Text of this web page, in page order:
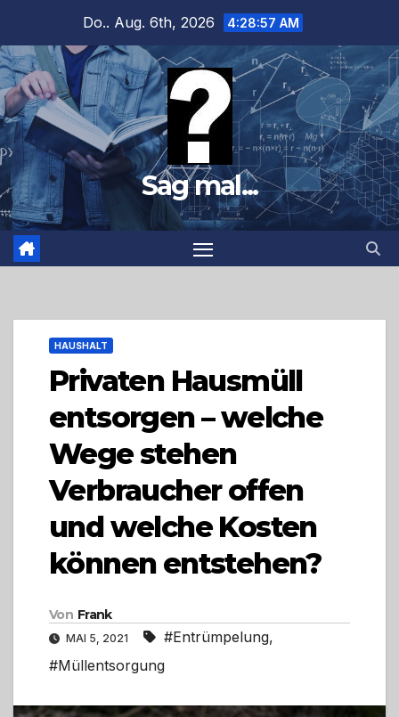
springen
Do.. Aug. 6th, 2026 4:28:58 AM
Sag mal...
HAUSHALT
Privaten Hausmüll
entsorgen – welche
Wege stehen
Verbraucher offen
und welche Kosten
können entstehen?
Von Frank
MAI 5, 2021 #Entrümpelung,
#Müllentsorgung